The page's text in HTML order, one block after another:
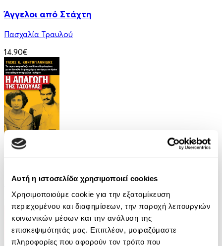
Αυτή η ιστοσελίδα χρησιμοποιεί cookies
Χρησιμοποιούμε cookie για την εξατομίκευση
περιεχομένου και διαφημίσεων, την παροχή λειτουργιών
κοινωνικών μέσων και την ανάλυση της
επισκεψιμότητάς μας. Επιπλέον, μοιραζόμαστε
πληροφορίες που αφορούν τον τρόπο που
Άγγελοι από Στάχτη
Πασχαλία Τραυλού
14.90€
eBook
Τάσος Κοντογιαννίδης
9.99€